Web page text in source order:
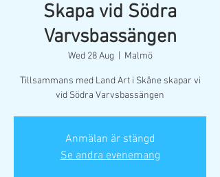
Skapa vid Södra
Varvsbassängen
Wed 28 Aug Malmö
Tillsammans med Land Art i Skåne skapar vi
vid Södra Varvsbassängen
Anmälan är stängd
Se andra evenemang